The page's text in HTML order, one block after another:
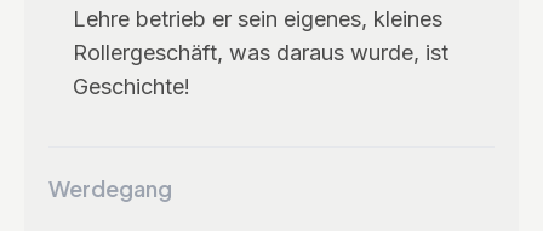
Lehre betrieb er sein eigenes, kleines
Rollergeschäft, was daraus wurde, ist
Geschichte!
Werdegang